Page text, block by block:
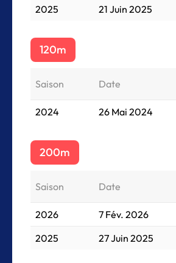
2025
21 Juin 2025
120m
Saison Date
2024 26 Mai 2024
200m
Saison Date
2026 7 Fév. 2026
2025
27 Juin 2025